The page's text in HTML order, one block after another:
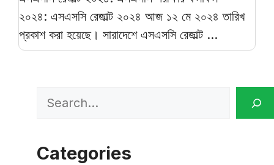
২০২৪: এসএসসি রেজাল্ট ২০২৪ আজ ১২ মে ২০২৪ তারিখ
প্রকাশ করা হয়েছে। সারাদেশে এসএসসি রেজাল্ট ...
Search
Categories